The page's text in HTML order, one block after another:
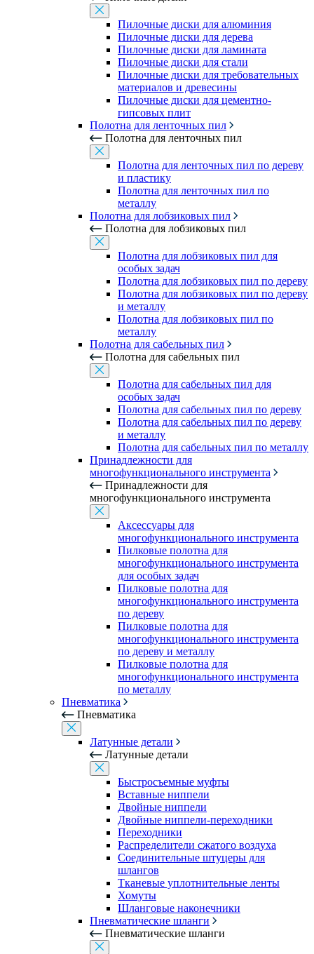
Пилочные диски для алюминия
Пилочные диски для дерева
Пилочные диски для ламината
Пилочные диски для стали
Пилочные диски для требовательных
материалов и древесины
Пилочные диски для цементно-
гипсовых плит
Полотна для ленточных пил
Полотна для ленточных пил
Полотна для ленточных пил по дереву
и пластику
Полотна для ленточных пил по
металлу
Полотна для лобзиковых пил
Полотна для лобзиковых пил
Полотна для лобзиковых пил для
особых задач
Полотна для лобзиковых пил по дереву
Полотна для лобзиковых пил по дереву
и металлу
Полотна для лобзиковых пил по
металлу
Полотна для сабельных пил
Полотна для сабельных пил
Полотна для сабельных пил для
особых задач
Полотна для сабельных пил по дереву
Полотна для сабельных пил по дереву
и металлу
Полотна для сабельных пил по металлу
Принадлежности для
многофункционального инструмента
Принадлежности для
многофункционального инструмента
Аксессуары для
многофункционального инструмента
Пилковые полотна для
многофункционального инструмента
для особых задач
Пилковые полотна для
многофункционального инструмента
по дереву
Пилковые полотна для
многофункционального инструмента
по дереву и металлу
Пилковые полотна для
многофункционального инструмента
по металлу
Пневматика
Пневматика
Латунные детали
Латунные детали
Быстросъемные муфты
Вставные ниппели
Двойные ниппели
Двойные ниппели-переходники
Переходники
Распределители сжатого воздуха
Соединительные штуцеры для
шлангов
Тканевые уплотнительные ленты
Хомуты
Шланговые наконечники
Пневматические шланги
Пневматические шланги